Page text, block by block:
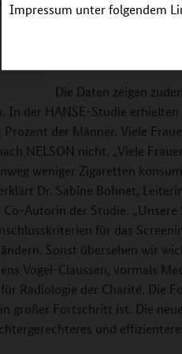
Impressum unter folgendem
der
Studie.
Die Daten zeigen
der HANSE-Studie erhielten
der Männer. Viele
NELSON nicht. „Viele
weniger Zigaretten
Dr. Sabine Bohnet,
Autorin der Studie. „Unsere
für das
Sonst übersehen wir
Vogel-Claussen, vormals
Radiologie der Charité. Die
großer Fortschritt ist. Die
und